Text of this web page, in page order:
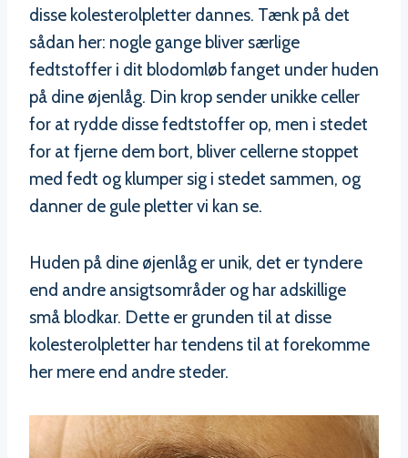
disse kolesterolpletter dannes. Tænk på det
sådan her: nogle gange bliver særlige
fedtstoffer i dit blodomløb fanget under huden
på dine øjenlåg. Din krop sender unikke celler
for at rydde disse fedtstoffer op, men i stedet
for at fjerne dem bort, bliver cellerne stoppet
med fedt og klumper sig i stedet sammen, og
danner de gule pletter vi kan se.
Huden på dine øjenlåg er unik, det er tyndere
end andre ansigtsområder og har adskillige
små blodkar. Dette er grunden til at disse
kolesterolpletter har tendens til at forekomme
her mere end andre steder.